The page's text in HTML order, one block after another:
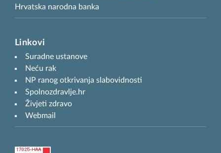
Hrvatska narodna banka
Linkovi
Suradne ustanove
Neću rak
NP ranog otkrivanja slabovidnosti
Spolnozdravlje.hr
Živjeti zdravo
Webmail